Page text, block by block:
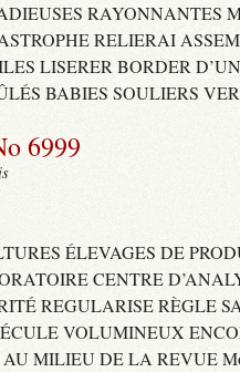
RAYONNANTES
RELIERAI
LISERER BORDER
BABIES SOULIERS
6999
ÉLEVAGES DE
CENTRE
REGULARISE RÈGLE
VOLUMINEUX
AU MILIEU DE LA REVUE